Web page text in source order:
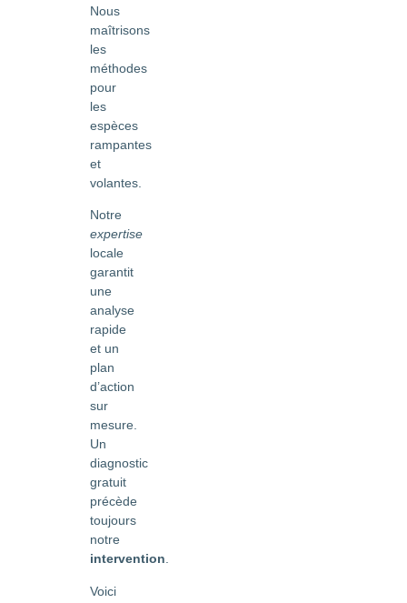
Nous
maîtrisons
les
méthodes
pour
les
espèces
rampantes
et
volantes.
Notre
expertise
locale
garantit
une
analyse
rapide
et un
plan
d’action
sur
mesure.
Un
diagnostic
gratuit
précède
toujours
notre
intervention
Voici